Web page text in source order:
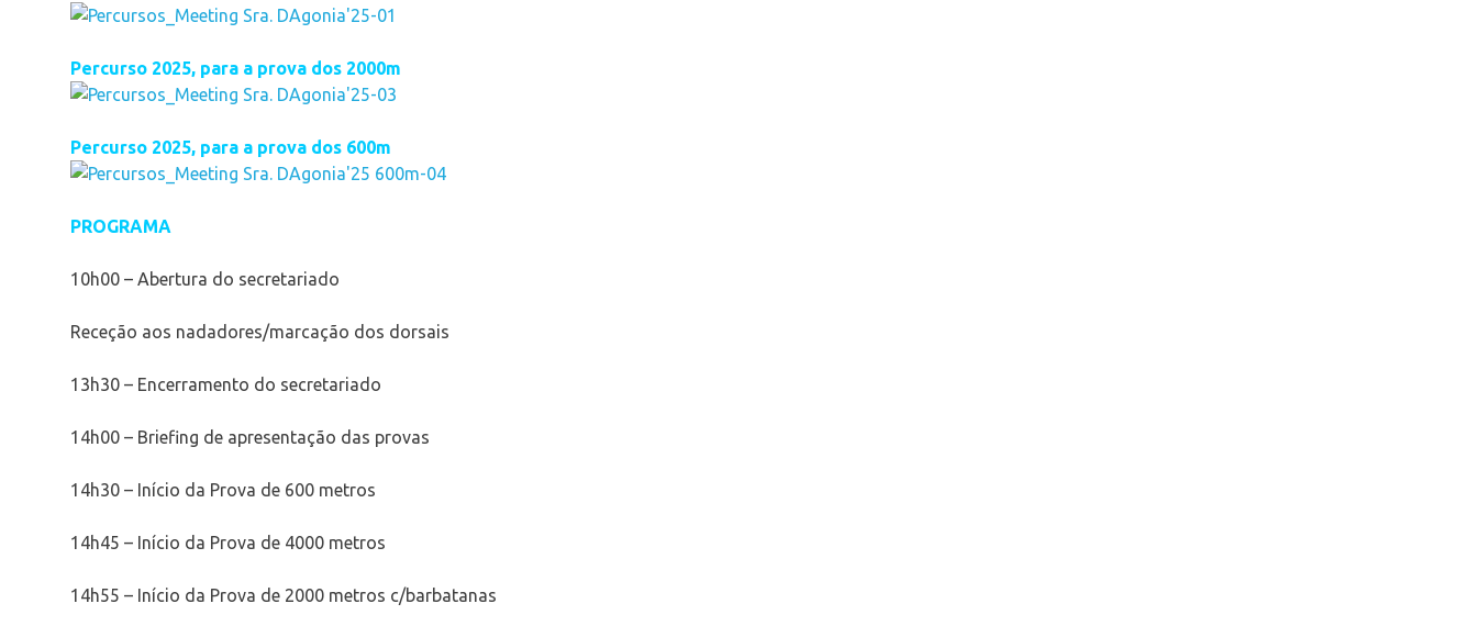
Percurso 2025, para a prova dos 2000m
Percurso 2025, para a prova dos 600m
PROGRAMA
10h00 – Abertura do secretariado
Receção aos nadadores/marcação dos dorsais
13h30 – Encerramento do secretariado
14h00 – Briefing de apresentação das provas
14h30 – Início da Prova de 600 metros
14h45 – Início da Prova de 4000 metros
14h55 – Início da Prova de 2000 metros c/barbatanas